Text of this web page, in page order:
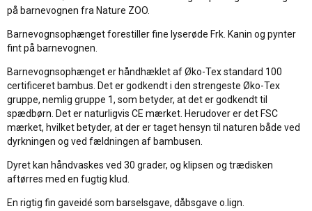
på barnevognen fra Nature ZOO.
Barnevognsophænget forestiller fine lyserøde Frk. Kanin og pynter
fint på barnevognen.
Barnevognsophænget er håndhæklet af Øko-Tex standard 100
certificeret bambus. Det er godkendt i den strengeste Øko-Tex
gruppe, nemlig gruppe 1, som betyder, at det er godkendt til
spædbørn. Det er naturligvis CE mærket. Herudover er det FSC
mærket, hvilket betyder, at der er taget hensyn til naturen både ved
dyrkningen og ved fældningen af bambusen.
Dyret kan håndvaskes ved 30 grader, og klipsen og trædisken
aftørres med en fugtig klud.
En rigtig fin gaveidé som barselsgave, dåbsgave o.lign.